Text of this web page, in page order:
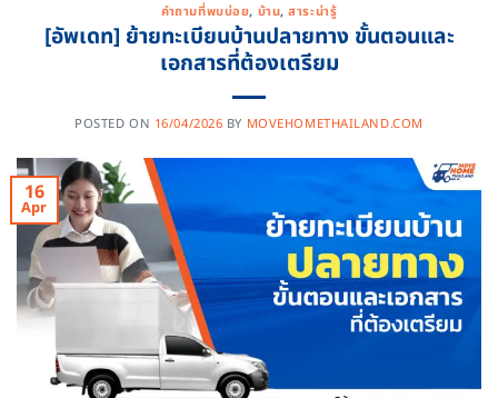
คำถามที่พบบ่อย, บ้าน,สาระน่ารู้
[อัพเดท] ย้ายทะเบียนบ้านปลายทาง ขั้นตอนและ
เอกสารที่ต้องเตรียม
POSTED ON 16/04/2026 BY MOVEHOMETHAILAND.COM
16
Apr